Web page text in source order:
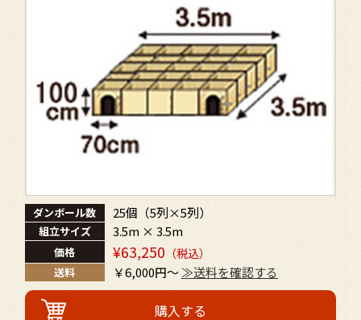
含む取引記録や，決済に関する情報を当社の提携先
（情報提供元，広告主，広告配信先などを含みます。
以下，｢提携先｣といいます。）などから収集すること
当社は，ユーザーについて，利用したサービスやソフ
トウエア，購入した商品，閲覧したページや広告の履
歴，検索した検索キーワード，利用日時，利用方法，
利用環境（携帯端末を通じてご利用の場合の当該端末
の通信状態，利用に際しての各種設定情報なども含み
ます），IPアドレス，クッキー情報，位置情報，端末
ジを閲覧する際に収集します。
第３条（個人情報を収集・利用する目的）
当社が個人情報を収集・利用する目的は，以下のとお
りです。
ユーザーに自分の登録情報の閲覧や修正，利用状
況の閲覧を行っていただくために，氏名，住所，
連絡先，支払方法などの登録情報，利用されたサ
ダンボール数 25個（5列×5列）
組立サイズ 3.5m × 3.5m
価格 ¥63,250 （税込）
送料 ￥6,000円～≫送料を確認する